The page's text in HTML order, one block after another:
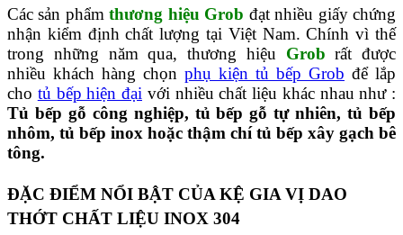
Các sản phẩmthương hiệu Grob đạt nhiều giấy chứng
nhận kiểm định chất lượng tại Việt Nam. Chính vì thế
trong những năm qua, thương hiệu Grob rất được
nhiều khách hàng chọn phụ kiện tủ bếp Grob để lắp
cho tủ bếp hiện đại với nhiều chất liệu khác nhau như :
Tủ bếp gỗ công nghiệp, tủ bếp gỗ tự nhiên, tủ bếp
nhôm, tủ bếp inox hoặc thậm chí tủ bếp xây gạch bê
tông.
ĐẶC ĐIỂM NỔI BẬT CỦA KỆ GIA VỊ DAO
THỚT CHẤT LIỆU INOX 304